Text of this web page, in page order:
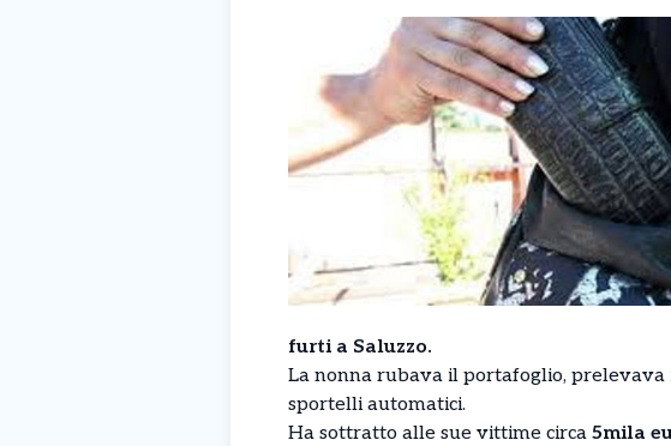
furti a Saluzzo.
La nonna rubava il portafoglio,
sportelli automatici.
Ha sottratto alle sue vittime circa 5mila